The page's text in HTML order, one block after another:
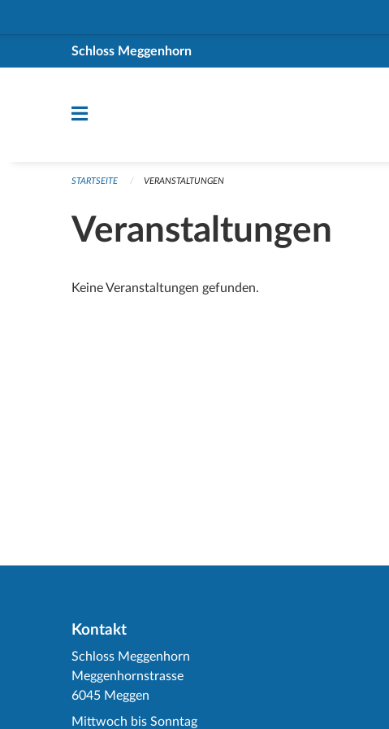
Schloss Meggenhorn
STARTSEITE VERANSTALTUNGEN
Veranstaltungen
Keine Veranstaltungen gefunden.
Kontakt
Schloss Meggenhorn
Meggenhornstrasse
6045 Meggen
Mittwoch bis Sonntag